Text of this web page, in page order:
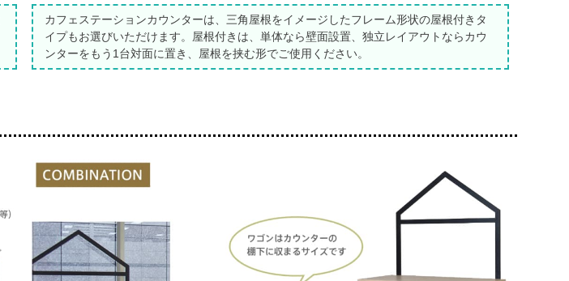
カフェステーションカウンターは、三角屋根をイメージしたフレーム形状の屋根付きタ
イプもお選びいただけます。屋根付きは、単体なら壁面設置、独立レイアウトならカウ
ンターをもう1台対面に置き、屋根を挟む形でご使用ください。